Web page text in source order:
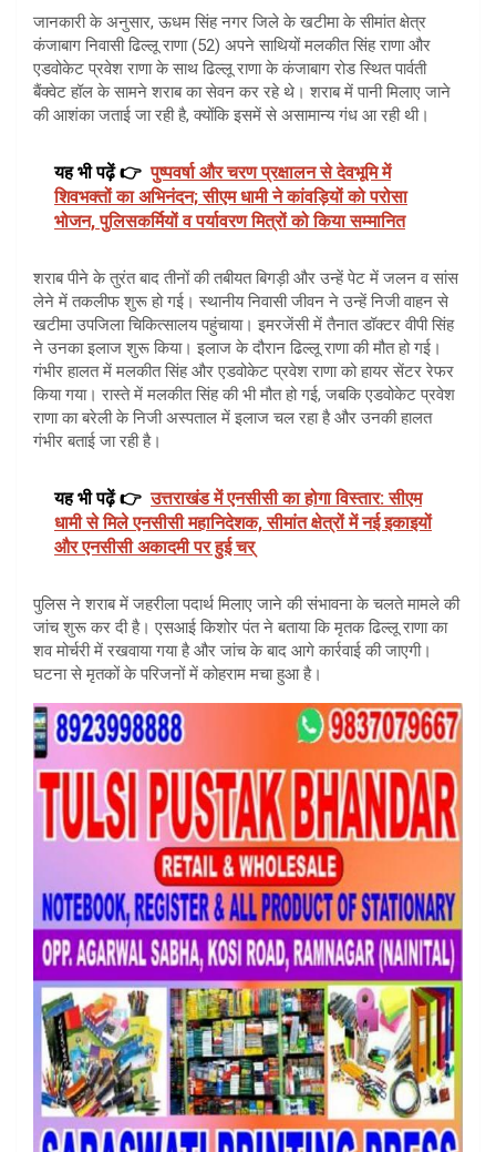
जानकारी के अनुसार, ऊधम सिंह नगर जिले के खटीमा के सीमांत क्षेत्र
कंजाबाग निवासी ढिल्लू राणा (52) अपने साथियों मलकीत सिंह राणा और
एडवोकेट प्रवेश राणा के साथ ढिल्लू राणा के कंजाबाग रोड स्थित पार्वती
बैंक्वेट हॉल के सामने शराब का सेवन कर रहे थे। शराब में पानी मिलाए जाने
की आशंका जताई जा रही है, क्योंकि इसमें से असामान्य गंध आ रही थी।
यह भी पढ़ें 👉 पुष्पवर्षा और चरण प्रक्षालन से देवभूमि में
शिवभक्तों का अभिनंदन; सीएम धामी ने कांवड़ियों को परोसा
भोजन, पुलिसकर्मियों व पर्यावरण मित्रों को किया सम्मानित
शराब पीने के तुरंत बाद तीनों की तबीयत बिगड़ी और उन्हें पेट में जलन व सांस
लेने में तकलीफ शुरू हो गई। स्थानीय निवासी जीवन ने उन्हें निजी वाहन से
खटीमा उपजिला चिकित्सालय पहुंचाया। इमरजेंसी में तैनात डॉक्टर वीपी सिंह
ने उनका इलाज शुरू किया। इलाज के दौरान ढिल्लू राणा की मौत हो गई।
गंभीर हालत में मलकीत सिंह और एडवोकेट प्रवेश राणा को हायर सेंटर रेफर
किया गया। रास्ते में मलकीत सिंह की भी मौत हो गई, जबकि एडवोकेट प्रवेश
राणा का बरेली के निजी अस्पताल में इलाज चल रहा है और उनकी हालत
गंभीर बताई जा रही है।
यह भी पढ़ें 👉 उत्तराखंड में एनसीसी का होगा विस्तार: सीएम
धामी से मिले एनसीसी महानिदेशक, सीमांत क्षेत्रों में नई इकाइयों
और एनसीसी अकादमी पर हुई चर्
पुलिस ने शराब में जहरीला पदार्थ मिलाए जाने की संभावना के चलते मामले की
जांच शुरू कर दी है। एसआई किशोर पंत ने बताया कि मृतक ढिल्लू राणा का
शव मोर्चरी में रखवाया गया है और जांच के बाद आगे कार्रवाई की जाएगी।
घटना से मृतकों के परिजनों में कोहराम मचा हुआ है।